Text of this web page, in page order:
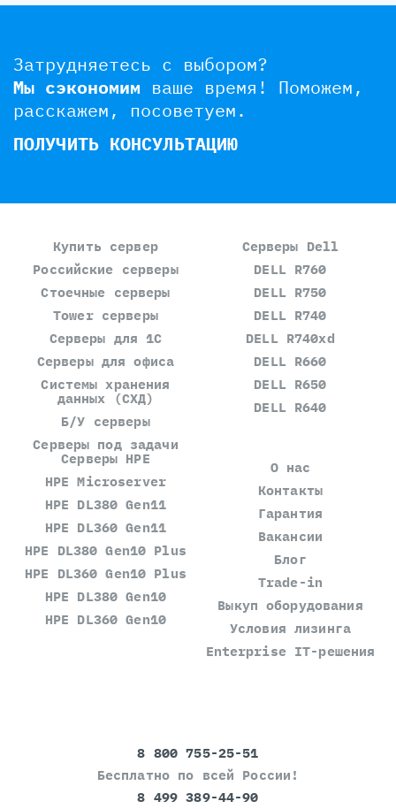
Затрудняетесь с выбором?
Мы сэкономим ваше время! Поможем,
расскажем, посоветуем.
ПОЛУЧИТЬ КОНСУЛЬТАЦИЮ
Купить сервер
Российские серверы
Стоечные серверы
Tower серверы
Серверы для 1С
Серверы для офиса
Системы хранения
данных (СХД)
Б/У серверы
Серверы под задачи
Серверы Dell
DELL R760
DELL R750
DELL R740
DELL R740xd
DELL R660
DELL R650
DELL R640
Серверы HPE
HPE Microserver
HPE DL380 Gen11
HPE DL360 Gen11
HPE DL380 Gen10 Plus
HPE DL360 Gen10 Plus
HPE DL380 Gen10
HPE DL360 Gen10
О нас
Контакты
Гарантия
Вакансии
Блог
Trade-in
Выкуп оборудования
Условия лизинга
Enterprise IT-решения
8 800 755-25-51
Бесплатно по всей России!
8 499 389-44-90